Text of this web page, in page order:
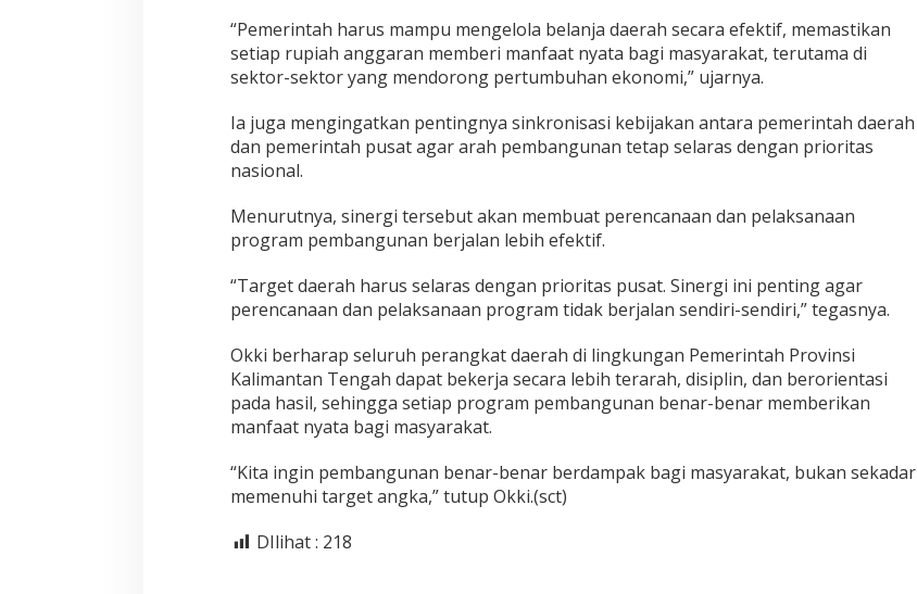
“Pemerintah harus mampu mengelola belanja daerah secara efektif, memastikan
setiap rupiah anggaran memberi manfaat nyata bagi masyarakat, terutama di
sektor-sektor yang mendorong pertumbuhan ekonomi,” ujarnya.
Ia juga mengingatkan pentingnya sinkronisasi kebijakan antara pemerintah daerah
dan pemerintah pusat agar arah pembangunan tetap selaras dengan prioritas
nasional.
Menurutnya, sinergi tersebut akan membuat perencanaan dan pelaksanaan
program pembangunan berjalan lebih efektif.
“Target daerah harus selaras dengan prioritas pusat. Sinergi ini penting agar
perencanaan dan pelaksanaan program tidak berjalan sendiri-sendiri,” tegasnya.
Okki berharap seluruh perangkat daerah di lingkungan Pemerintah Provinsi
Kalimantan Tengah dapat bekerja secara lebih terarah, disiplin, dan berorientasi
pada hasil, sehingga setiap program pembangunan benar-benar memberikan
manfaat nyata bagi masyarakat.
“Kita ingin pembangunan benar-benar berdampak bagi masyarakat, bukan sekadar
memenuhi target angka,” tutup Okki.(sct)
DIlihat : 218